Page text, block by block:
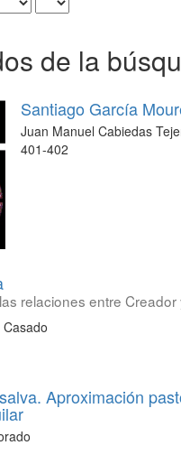
de la
Santiago García
Juan Manuel Cabiedas
401-402
relaciones entre
Aproximación